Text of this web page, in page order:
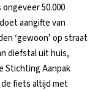
50.000
aangifte van
‘gewoon’ op straat
diefstal uit huis,
Stichting Aanpak
de fiets altijd met